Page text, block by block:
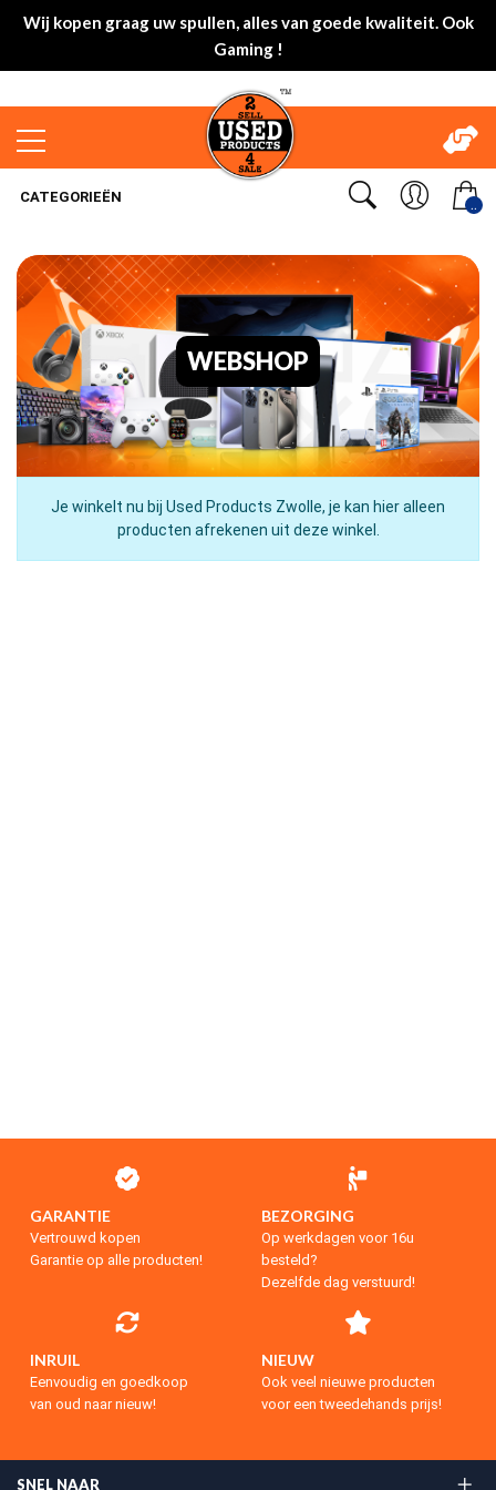
Wij kopen graag uw spullen, alles van goede kwaliteit. Ook
Gaming !
..
CATEGORIEËN
WEBSHOP
Je winkelt nu bij Used Products Zwolle, je kan hier alleen
producten afrekenen uit deze winkel.
GARANTIE
Vertrouwd kopen
Garantie op alle producten!
BEZORGING
Op werkdagen voor 16u
besteld?
Dezelfde dag verstuurd!
INRUIL
Eenvoudig en goedkoop
van oud naar nieuw!
NIEUW
Ook veel nieuwe producten
voor een tweedehands prijs!
SNEL NAAR